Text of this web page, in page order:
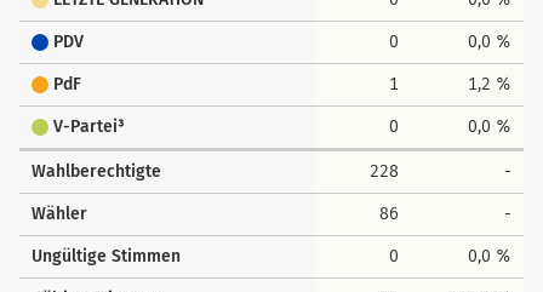
PDV 0 0,0 %
PdF 1 1,2 %
V-Partei³ 0 0,0 %
Wahlberechtigte 228 -
Wähler 86 -
Ungültige Stimmen 0 0,0 %